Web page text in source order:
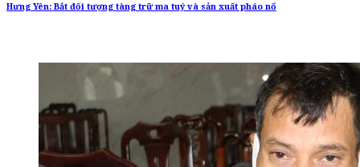
Hưng Yên: Bắt đối tượng tàng trữ ma tuý và sản xuất pháo nổ